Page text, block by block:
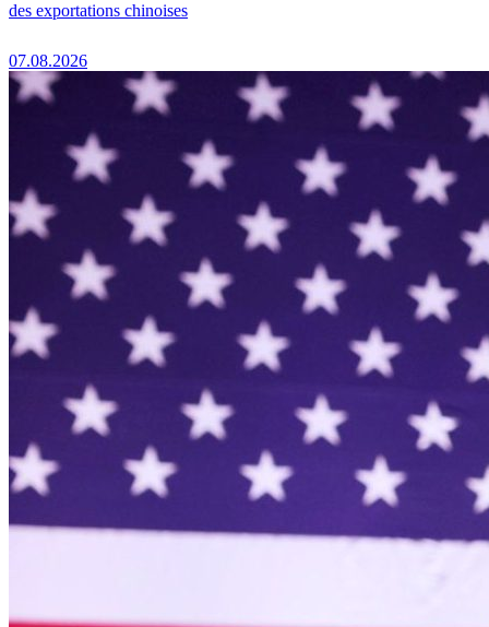
des exportations chinoises
07.08.2026